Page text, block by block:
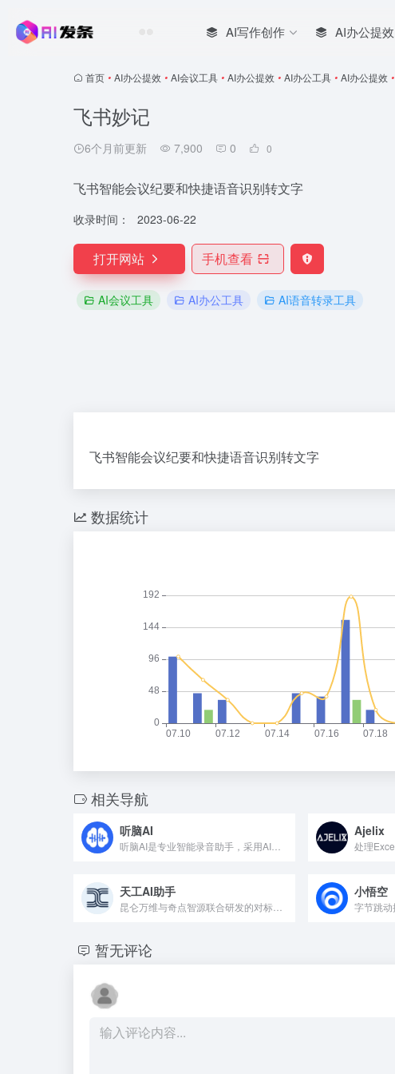
AI写作创作 AI办公提效
首页 • AI办公提效 • AI会议工具 • AI办公提效 • AI办公工具 • AI办公提效 •
飞书妙记
6个月前更新 7,900 0 0
飞书智能会议纪要和快捷语音识别转文字
收录时间： 2023-06-22
打开网站 手机查看
AI会议工具 AI办公工具 AI语音转录工具
飞书智能会议纪要和快捷语音识别转文字
数据统计
相关导航
听脑AI Ajelix
天工AI助手 小悟空
暂无评论